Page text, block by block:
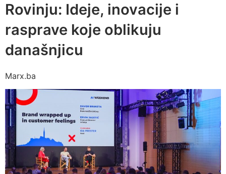
Rovinju: Ideje, inovacije i
rasprave koje oblikuju
današnjicu
Marx.ba